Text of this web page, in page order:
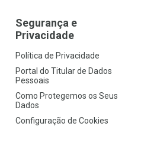
Segurança e
Privacidade
Política de Privacidade
Portal do Titular de Dados
Pessoais
Como Protegemos os Seus
Dados
Configuração de Cookies